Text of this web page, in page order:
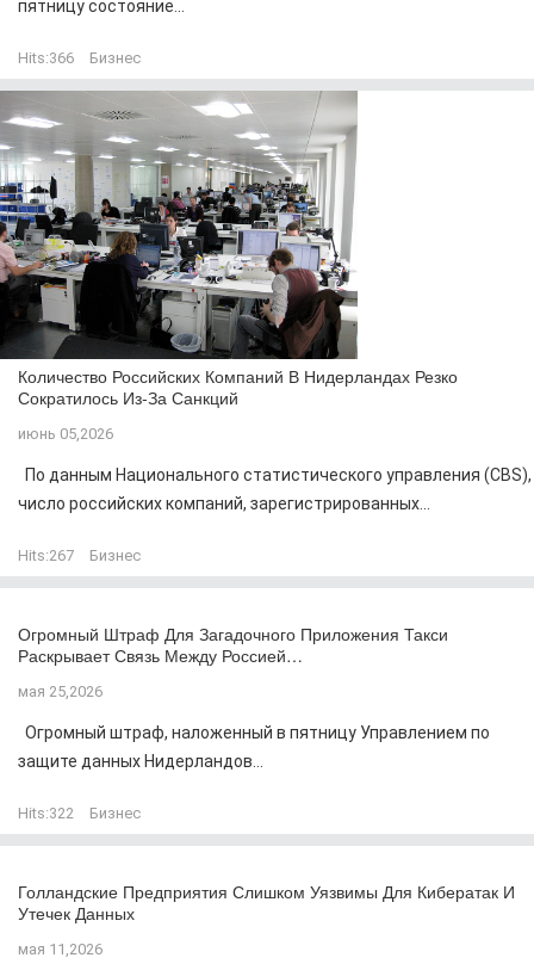
пятницу состояние...
Hits:366 Бизнес
Количество Российских Компаний В Нидерландах Резко
Сократилось Из-За Санкций
июнь 05,2026
По данным Национального статистического управления (CBS),
число российских компаний, зарегистрированных...
Hits:267 Бизнес
Огромный Штраф Для Загадочного Приложения Такси
Раскрывает Связь Между Россией…
мая 25,2026
Огромный штраф, наложенный в пятницу Управлением по
защите данных Нидерландов...
Hits:322 Бизнес
Голландские Предприятия Слишком Уязвимы Для Кибератак И
Утечек Данных
мая 11,2026